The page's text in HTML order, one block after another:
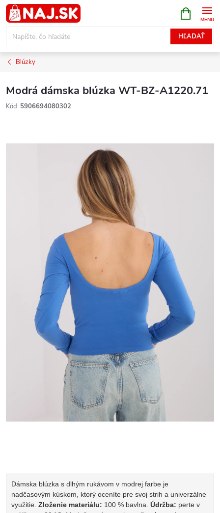
Prejsť
na
obsah
HĽADAŤ
KOŠÍK
Blúzky
Modrá dámska blúzka WT-BZ-A1220.71
Kód: 5906694080302
Dámska blúzka s dlhým rukávom v modrej farbe je
nadčasovým kúskom, ktorý oceníte pre svoj strih a univerzálne
využitie. Zloženie materiálu: 100 % bavlna. Údržba: perte v